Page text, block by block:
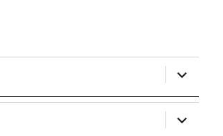
ouvrir
le
sous-
menu
ouvrir
le